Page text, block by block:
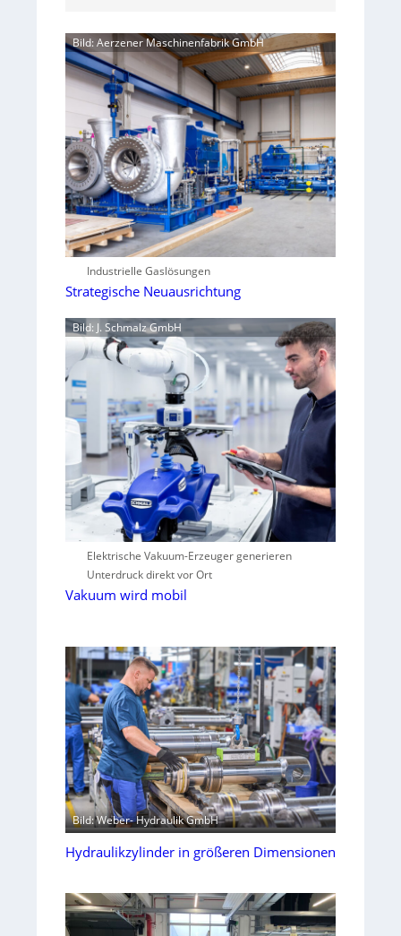
Bild: Aerzener Maschinenfabrik GmbH
Industrielle Gaslösungen
Strategische Neuausrichtung
Bild: J. Schmalz GmbH
Elektrische Vakuum-Erzeuger generieren
Unterdruck direkt vor Ort
Vakuum wird mobil
Bild: Weber- Hydraulik GmbH
Hydraulikzylinder in größeren Dimensionen